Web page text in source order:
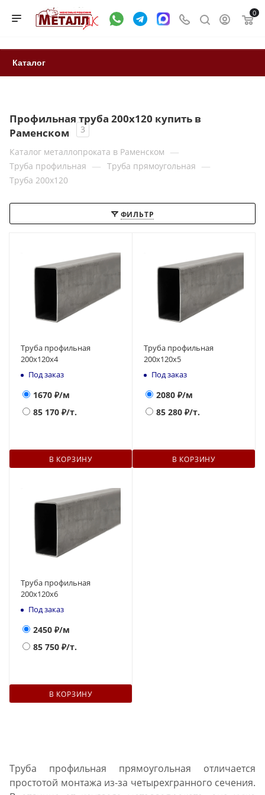
0
Каталог
Профильная труба 200x120 купить в
Раменском
3
Каталог металлопроката в Раменском —
Труба профильная — Труба прямоугольная —
Труба 200x120
ФИЛЬТР
Труба профильная
200х120x4
Под заказ
1670 ₽/м
85 170 ₽/т.
В КОРЗИНУ
Труба профильная
200х120x5
Под заказ
2080 ₽/м
85 280 ₽/т.
В КОРЗИНУ
Труба профильная
200х120x6
Под заказ
2450 ₽/м
85 750 ₽/т.
В КОРЗИНУ
Труба профильная прямоугольная отличается
простотой монтажа из-за четырехгранного сечения.